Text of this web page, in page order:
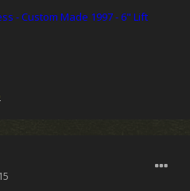
- Custom Made 1997 - 6" Lift